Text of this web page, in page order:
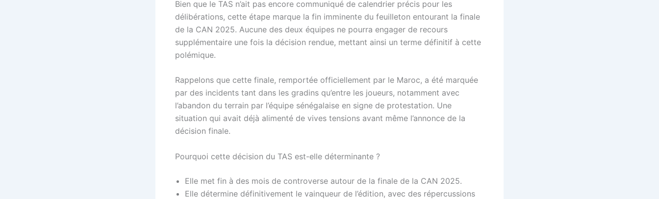
Bien que le TAS n’ait pas encore communiqué de calendrier précis pour les
délibérations, cette étape marque la fin imminente du feuilleton entourant la finale
de la CAN 2025. Aucune des deux équipes ne pourra engager de recours
supplémentaire une fois la décision rendue, mettant ainsi un terme définitif à cette
polémique.
Rappelons que cette finale, remportée officiellement par le Maroc, a été marquée
par des incidents tant dans les gradins qu’entre les joueurs, notamment avec
l’abandon du terrain par l’équipe sénégalaise en signe de protestation. Une
situation qui avait déjà alimenté de vives tensions avant même l’annonce de la
décision finale.
Pourquoi cette décision du TAS est-elle déterminante ?
Elle met fin à des mois de controverse autour de la finale de la CAN 2025.
Elle détermine définitivement le vainqueur de l’édition, avec des répercussions